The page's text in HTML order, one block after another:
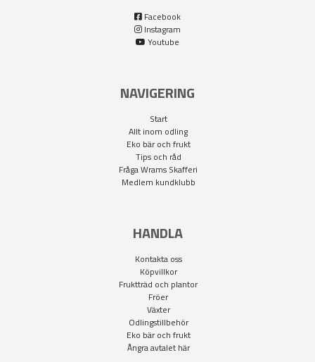
skadedjurskänsliga. Det är väldigt enkelt och sparar massor av
arbete mot ogräs och har betydligt bättre uppkomstförmåga.
Facebook
Instagram
Youtube
NAVIGERING
Start
Allt inom odling
Eko bär och frukt
Tips och råd
Fråga Wrams Skafferi
Medlem kundklubb
HANDLA
Kontakta oss
Köpvillkor
Fruktträd och plantor
Fröer
Växter
Odlingstillbehör
Eko bär och frukt
Ångra avtalet här